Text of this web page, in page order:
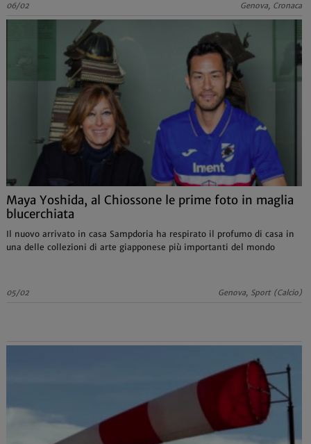
06/02 Genova, Cronaca
Maya Yoshida, al Chiossone le prime foto in maglia
blucerchiata
Il nuovo arrivato in casa Sampdoria ha respirato il profumo di casa in
una delle collezioni di arte giapponese più importanti del mondo
05/02 Genova, Sport (Calcio)